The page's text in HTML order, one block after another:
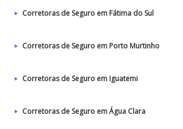
Corretoras de Seguro em Fátima do Sul
Corretoras de Seguro em Porto Murtinho
Corretoras de Seguro em Iguatemi
Corretoras de Seguro em Água Clara